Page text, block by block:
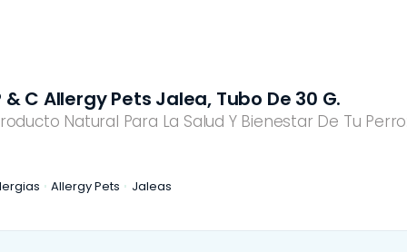
Natural Para La Salud Y Bienestar De Tu
& C Allergy Pets Jalea, Tubo De 30 G.
Allergy Pets Jaleas